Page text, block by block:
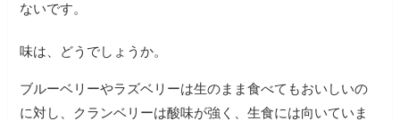
ないです。
味は、どうでしょうか。
ブルーベリーやラズベリーは生のまま食べてもおいしいの
に対し、クランベリーは酸味が強く、生食には向いていま